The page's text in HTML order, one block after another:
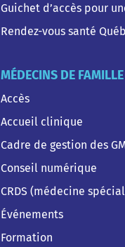
Guichet d’accès pour
Rendez-vous santé
MÉDECINS DE FAMILLE
Accès
Accueil clinique
Cadre de gestion des
Conseil numérique
CRDS (médecine
Événements
Formation